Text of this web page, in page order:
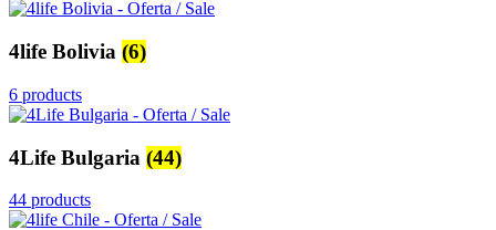
4life Bolivia (6)
6 products
4Life Bulgaria (44)
44 products